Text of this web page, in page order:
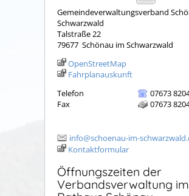
Gemeindeverwaltungsverband
Schwarzwald
Talstraße 22
79677 Schönau im Schwarzwald
OpenStreetMap
Fahrplanauskunft
Telefon
07673
Fax
07673
info@schoenau-im-
Kontaktformular
Öffnungszeiten der
Verbandsverwaltung im